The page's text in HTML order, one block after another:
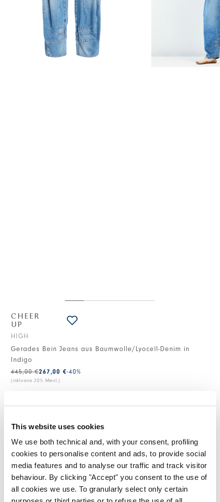
This website uses cookies
We use both technical and, with your consent, profiling
cookies to personalise content and ads, to provide social
media features and to analyse our traffic and track visitor
behaviour. By clicking "Accept" you consent to the use of
all cookies we use. To granularly select only certain
CHEER
UP
HIGH
Gerades Bein Jeans aus Baumwolle/Lyocell-Denim in
Indigo
267,00 €
445,00 € -40%
(inklusive 20% Mwst.)
STILISTISCHE HINWEISE
Bei der Hose Cheer Up wird der klassische Denim sowohl in
Lyocell-Mischung, die mehr Weichheit verleiht - als auch im
Design, mit dem leicht geschwungenen und ab dem Knie
breiteren Bein, das eine durch sichtbare Nähte betonte